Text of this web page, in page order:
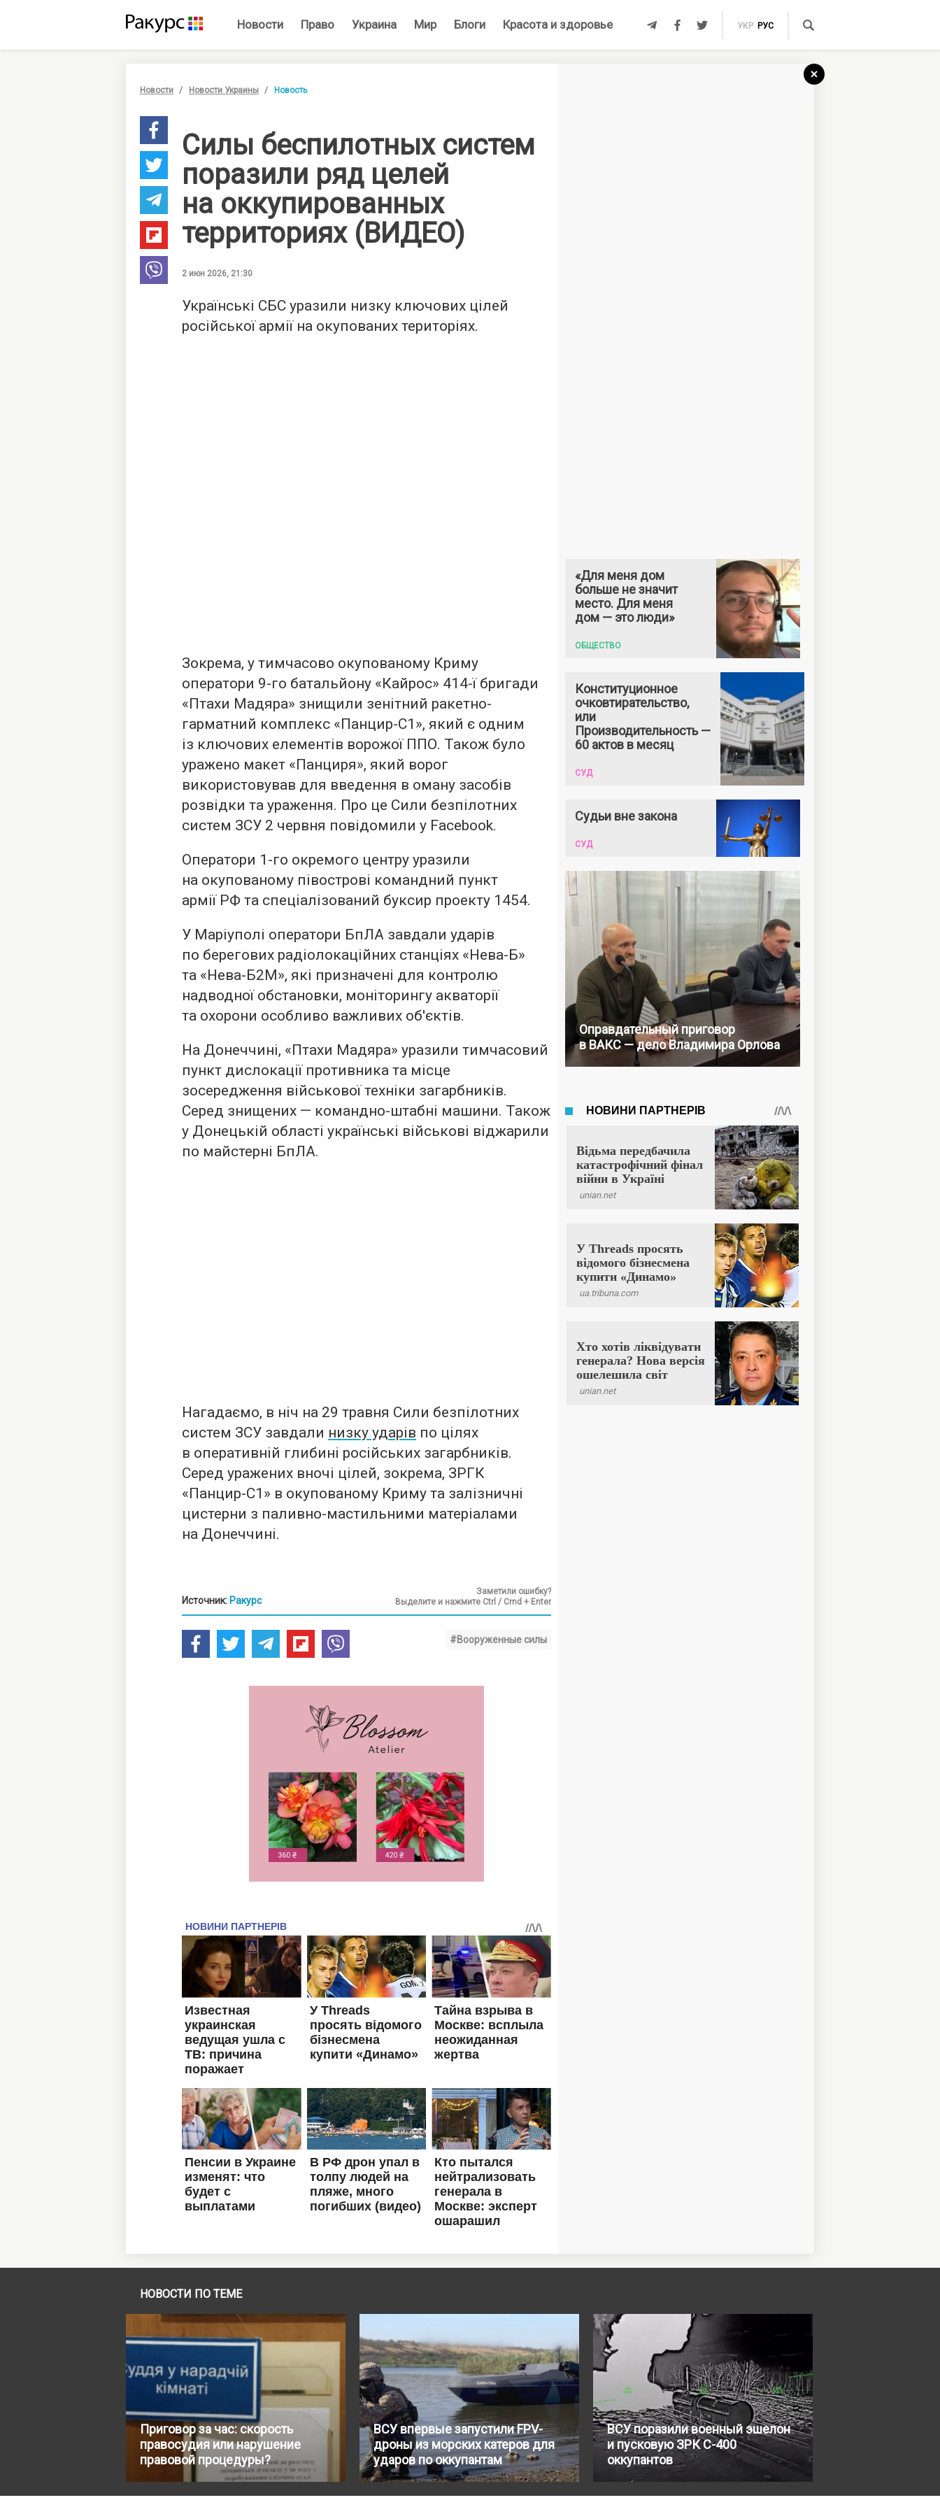
Новости Право Украина Мир Блоги Красота и здоровье УКР РУС
Новости Новости Украины Новость
Силы беспилотных систем
поразили ряд целей
на оккупированных
территориях (ВИДЕО)
2 июн 2026, 21:30
Українські СБС уразили низку ключових цілей
російської армії на окупованих територіях.
Зокрема, у тимчасово окупованому Криму
оператори 9-го батальйону «Кайрос» 414-ї бригади
«Птахи Мадяра» знищили зенітний ракетно-
гарматний комплекс «Панцир-С1», який є одним
із ключових елементів ворожої ППО. Також було
уражено макет «Панциря», який ворог
використовував для введення в оману засобів
розвідки та ураження. Про це Сили безпілотних
систем ЗСУ 2 червня повідомили у Facebook.
Оператори 1-го окремого центру уразили
на окупованому півострові командний пункт
армії РФ та спеціалізований буксир проекту 1454.
У Маріуполі оператори БпЛА завдали ударів
по берегових радіолокаційних станціях «Нева-Б»
та «Нева-Б2М», які призначені для контролю
надводної обстановки, моніторингу акваторії
та охорони особливо важливих об'єктів.
На Донеччині, «Птахи Мадяра» уразили тимчасовий
пункт дислокації противника та місце
зосередження військової техніки загарбників.
Серед знищених — командно-штабні машини. Також
у Донецькій області українські військові віджарили
по майстерні БпЛА.
Нагадаємо, в ніч на 29 травня Сили безпілотних
систем ЗСУ завдали низку ударів по цілях
в оперативній глибині російських загарбників.
Серед уражених вночі цілей, зокрема, ЗРГК
«Панцир-С1» в окупованому Криму та залізничні
цистерни з паливно-мастильними матеріалами
на Донеччині.
Источник: Ракурс
Заметили ошибку?
Выделите и нажмите Ctrl / Cmd + Enter
#Вооруженные силы
«Для меня дом
больше не значит
место. Для меня
дом — это люди»
ОБЩЕСТВО
Конституционное
очковтирательство,
или
Производительность —
60 актов в месяц
СУД
Судьи вне закона
СУД
Оправдательный приговор
в ВАКС — дело Владимира Орлова
НОВОСТИ ПО ТЕМЕ
Приговор за час: скорость
правосудия или нарушение
правовой процедуры?
ВСУ впервые запустили FPV-
дроны из морских катеров для
ударов по оккупантам
ВСУ поразили военный эшелон
и пусковую ЗРК С-400
оккупантов